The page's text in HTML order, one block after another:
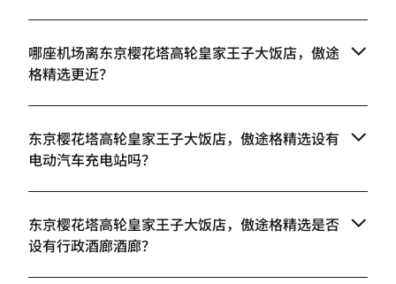
哪座机场离东京樱花塔高轮皇家王子大饭店，傲途
格精选更近？
东京樱花塔高轮皇家王子大饭店，傲途格精选设有
电动汽车充电站吗？
东京樱花塔高轮皇家王子大饭店，傲途格精选是否
设有行政酒廊酒廊？